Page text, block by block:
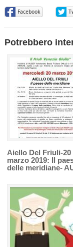
Facebook
Potrebbero
Aiello Del Friuli-20
marzo 2019: Il
delle meridiane-